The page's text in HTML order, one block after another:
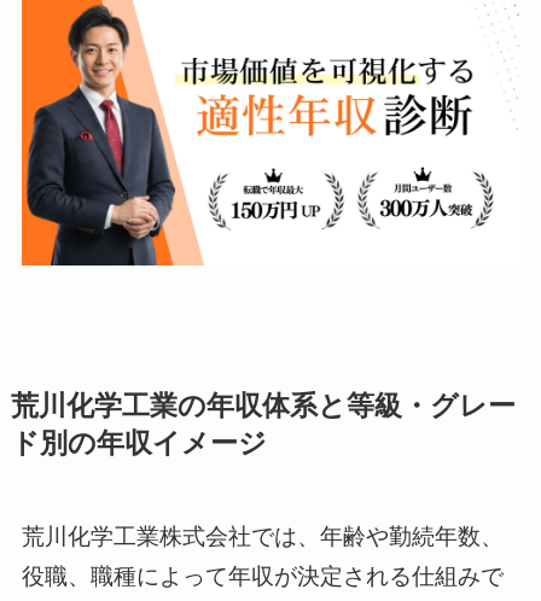
荒川化学工業の年収体系と等級・グレー
ド別の年収イメージ
荒川化学工業株式会社では、年齢や勤続年数、
役職、職種によって年収が決定される仕組みで